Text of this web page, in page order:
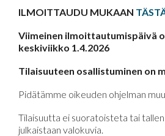
ILMOITTAUDU MUKAAN
Viimeinen ilmoittautumispäivä
keskiviikko 1.4.2026
Tilaisuuteen osallistuminen on
Pidätämme oikeuden ohjelman
Tilaisuutta ei suoratoisteta tai
julkaistaan valokuvia.